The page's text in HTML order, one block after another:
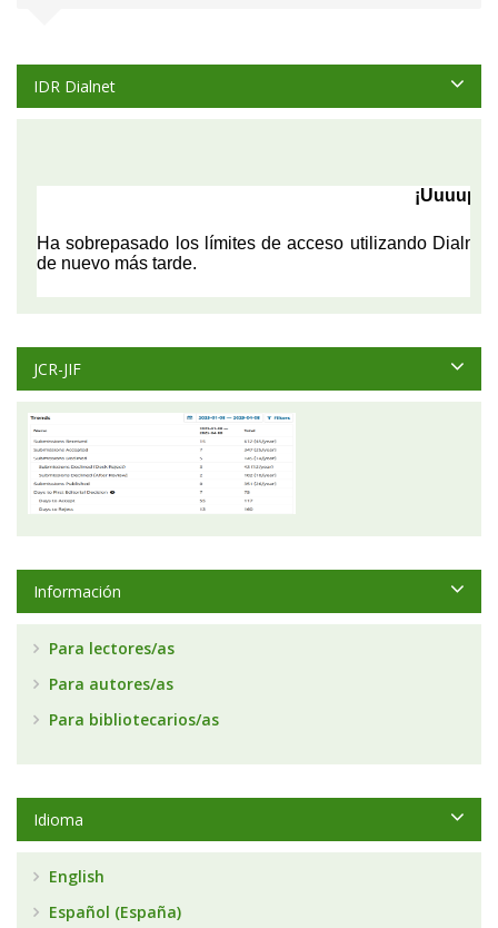
IDR Dialnet
JCR-JIF
Información
Para lectores/as
Para autores/as
Para bibliotecarios/as
Idioma
English
Español (España)